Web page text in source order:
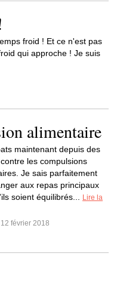
froid ! Et ce n'est pas
qui approche ! Je suis
alimentaire
maintenant depuis des
les compulsions
Je sais parfaitement
aux repas principaux
soient équilibrés...
Lire la
février 2018